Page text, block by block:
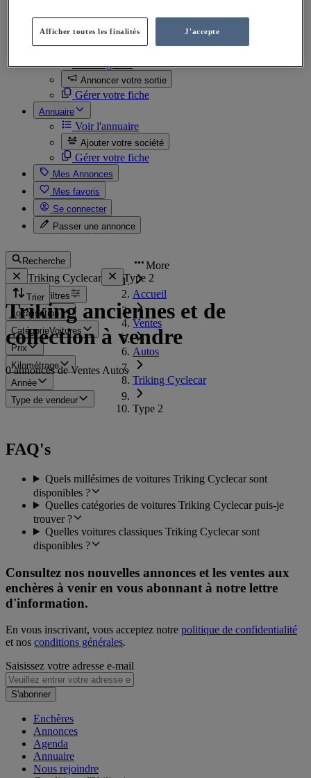
Gérer mes annonces
Mes favoris
Agenda
Voir l'agenda
Annoncer votre sortie
Gérer votre fiche
Annuaire
Voir l'annuaire
Ajouter votre société
Gérer votre fiche
Mes Annonces
Mes favoris
Se connecter
Passer une annonce
Recherche
Triking Cyclecar Type 2
Tous les filtres
Localisation
CatégorieVoitures
Prix
Kilométrage
Année
Type de vendeur
More
Accueil
Ventes
Autos
Triking Cyclecar
Type 2
Triking anciennes et de
collection à vendre
0 annonces de Ventes Autos
Trier
FAQ's
Quels millésimes de voitures Triking Cyclecar sont
disponibles ?
Quelles catégories de voitures Triking Cyclecar puis-je
trouver ?
Quelles voitures classiques Triking Cyclecar sont
disponibles ?
Consultez nos nouvelles annonces et les ventes aux
enchères à venir en vous abonnant à notre lettre
d'information.
En vous inscrivant, vous acceptez notre politique de confidentialité
et nos conditions générales.
Saisissez votre adresse e-mail
S'abonner
Enchères
Annonces
Agenda
Annuaire
Nous rejoindre
Afficher toutes les finalités J'accepte